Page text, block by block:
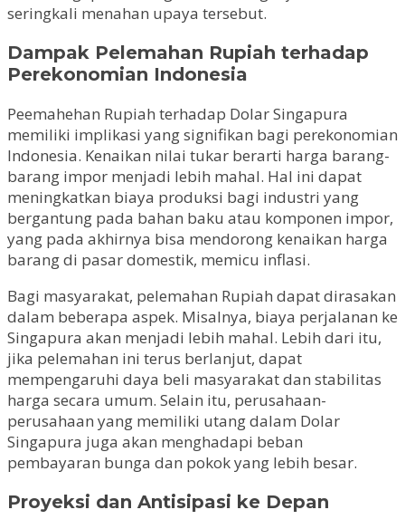
seringkali menahan upaya tersebut.
Dampak Pelemahan Rupiah terhadap
Perekonomian Indonesia
Peemahehan Rupiah terhadap Dolar Singapura
memiliki implikasi yang signifikan bagi perekonomian
Indonesia. Kenaikan nilai tukar berarti harga barang-
barang impor menjadi lebih mahal. Hal ini dapat
meningkatkan biaya produksi bagi industri yang
bergantung pada bahan baku atau komponen impor,
yang pada akhirnya bisa mendorong kenaikan harga
barang di pasar domestik, memicu inflasi.
Bagi masyarakat, pelemahan Rupiah dapat dirasakan
dalam beberapa aspek. Misalnya, biaya perjalanan ke
Singapura akan menjadi lebih mahal. Lebih dari itu,
jika pelemahan ini terus berlanjut, dapat
mempengaruhi daya beli masyarakat dan stabilitas
harga secara umum. Selain itu, perusahaan-
perusahaan yang memiliki utang dalam Dolar
Singapura juga akan menghadapi beban
pembayaran bunga dan pokok yang lebih besar.
Proyeksi dan Antisipasi ke Depan